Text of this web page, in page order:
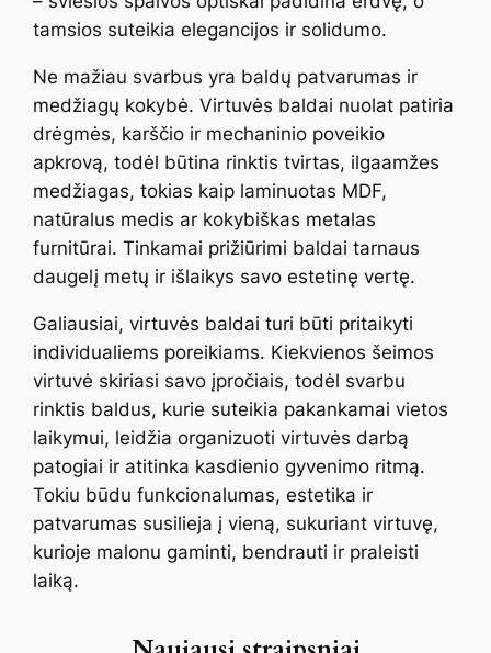
tamsios suteikia elegancijos ir solidumo.
Ne mažiau svarbus yra baldų patvarumas ir
medžiagų kokybė. Virtuvės baldai nuolat patiria
drėgmės, karščio ir mechaninio poveikio
apkrovą, todėl būtina rinktis tvirtas, ilgaamžes
medžiagas, tokias kaip laminuotas MDF,
natūralus medis ar kokybiškas metalas
furnitūrai. Tinkamai prižiūrimi baldai tarnaus
daugelį metų ir išlaikys savo estetinę vertę.
Galiausiai, virtuvės baldai turi būti pritaikyti
individualiems poreikiams. Kiekvienos šeimos
virtuvė skiriasi savo įpročiais, todėl svarbu
rinktis baldus, kurie suteikia pakankamai vietos
laikymui, leidžia organizuoti virtuvės darbą
patogiai ir atitinka kasdienio gyvenimo ritmą.
Tokiu būdu funkcionalumas, estetika ir
patvarumas susilieja į vieną, sukuriant virtuvę,
kurioje malonu gaminti, bendrauti ir praleisti
laiką.